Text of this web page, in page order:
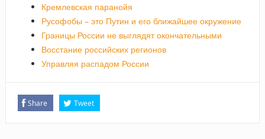
Кремлевская паранойя
Русофобы – это Путин и его ближайшее окружение
Границы России не выглядят окончательными
Восстание российских регионов
Управляя распадом России
Share Tweet